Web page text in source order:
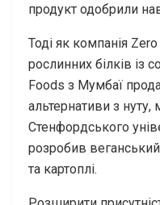
продукт одобрили
Тоді як компанія
рослинних білків із
Foods з Мумбаї
альтернативи з
Стенфордського
розробив
та картоплі.